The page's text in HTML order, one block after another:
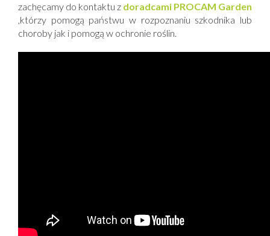
zachęcamy do kontaktu z doradcami PROCAM Garden
,którzy pomogą państwu w rozpoznaniu szkodnika lub
choroby jak i pomogą w ochronie roślin.